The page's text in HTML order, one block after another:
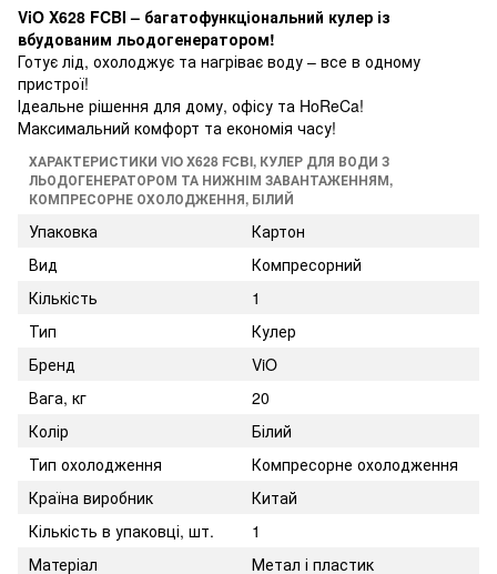
ViO X628 FCBI – багатофункціональний кулер із
вбудованим льодогенератором!
Готує лід, охолоджує та нагріває воду – все в одному
пристрої!
Ідеальне рішення для дому, офісу та HoReCa!
Максимальний комфорт та економія часу!
ХАРАКТЕРИСТИКИ VIO X628 FCBI, КУЛЕР ДЛЯ ВОДИ З
ЛЬОДОГЕНЕРАТОРОМ ТА НИЖНІМ ЗАВАНТАЖЕННЯМ,
КОМПРЕСОРНЕ ОХОЛОДЖЕННЯ, БІЛИЙ
Упаковка
Картон
Вид
Компресорний
Кількість
1
Тип
Кулер
Бренд
ViO
Вага, кг
20
Колір
Білий
Тип охолодження
Компресорне охолодження
Країна виробник
Китай
Кількість в упаковці, шт.
1
Матеріал
Метал і пластик